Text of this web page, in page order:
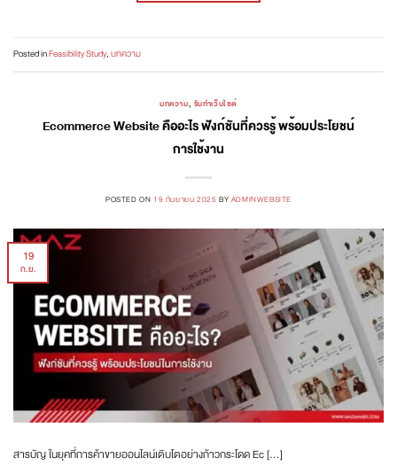
Posted inFeasibility Study,บทความ
บทความ, รับทำเว็บไซต์
Ecommerce Website คืออะไร ฟังก์ชันที่ควรรู้ พร้อมประโยชน์
การใช้งาน
POSTED ON19 กันยายน 2025 BY ADMINWEBSITE
19
ก.ย.
สารบัญ ในยุคที่การค้าขายออนไลน์เติบโตอย่างก้าวกระโดด Ec […]